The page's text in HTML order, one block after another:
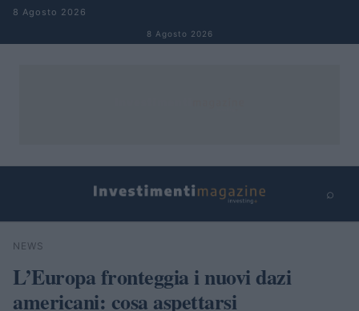
Salta al contenuto
8 Agosto 2026
8 Agosto 2026
⌕
Cerca
NEWS
L’Europa fronteggia i nuovi dazi
americani: cosa aspettarsi